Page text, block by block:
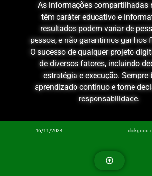
As informações compartilhadas
têm caráter educativo e
resultados podem variar de
pessoa, e não garantimos ganhos
O sucesso de qualquer projeto
de diversos fatores, incluindo
estratégia e execução. Sempre
aprendizado contínuo e tome
responsabilidade.
16/11/2024